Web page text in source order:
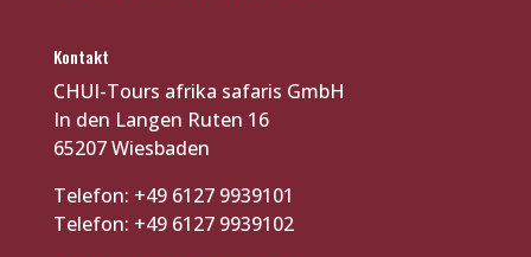
Kontakt
CHUI-Tours afrika safaris GmbH
In den Langen Ruten 16
65207 Wiesbaden
Telefon: +49 6127 9939101
Telefon: +49 6127 9939102